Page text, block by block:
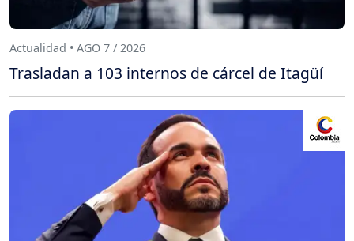
Actualidad • AGO 7 / 2026
Trasladan a 103 internos de cárcel de Itagüí